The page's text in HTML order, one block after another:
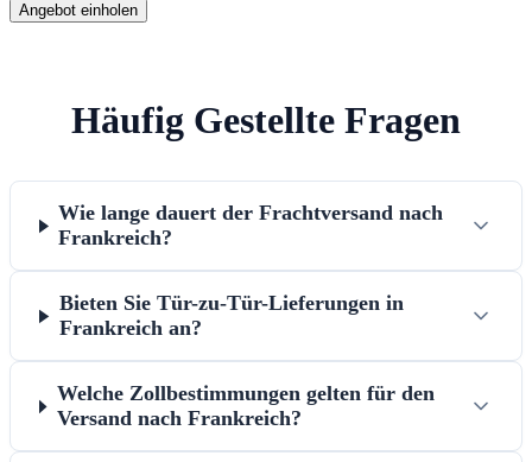
Angebot einholen
Häufig Gestellte Fragen
Wie lange dauert der Frachtversand nach
Frankreich?
Bieten Sie Tür-zu-Tür-Lieferungen in
Frankreich an?
Welche Zollbestimmungen gelten für den
Versand nach Frankreich?